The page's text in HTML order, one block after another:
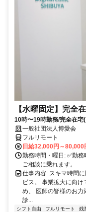
【水曜固定】完全
10時〜19時勤務/完全在宅
業務一般社団法人博愛会
フルリモート
日給32,000円～80,000
勤務時間・曜日: ✅勤
ご相談に乗れます。
仕事内容: スキマ時間
ビス。 事業拡大に向
め、 医師の皆様のお力
診...
シフト自由 フルリモート 残